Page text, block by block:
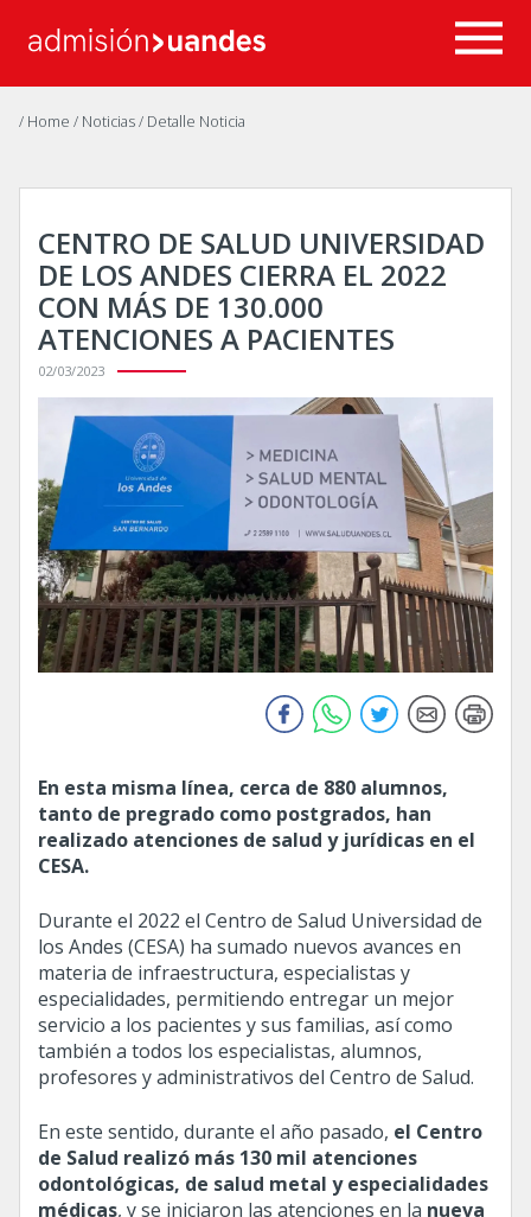
/ Home / Noticias/ Detalle Noticia
CENTRO DE SALUD UNIVERSIDAD
DE LOS ANDES CIERRA EL 2022
CON MÁS DE 130.000
ATENCIONES A PACIENTES
02/03/2023
En esta misma línea, cerca de 880 alumnos,
tanto de pregrado como postgrados, han
realizado atenciones de salud y jurídicas en el
CESA.
Durante el 2022 el Centro de Salud Universidad de
los Andes (CESA) ha sumado nuevos avances en
materia de infraestructura, especialistas y
especialidades, permitiendo entregar un mejor
servicio a los pacientes y sus familias, así como
también a todos los especialistas, alumnos,
profesores y administrativos del Centro de Salud.
En este sentido, durante el año pasado, el Centro
de Salud realizó más 130 mil atenciones
odontológicas, de salud metal y especialidades
médicas, y se iniciaron las atenciones en la nueva